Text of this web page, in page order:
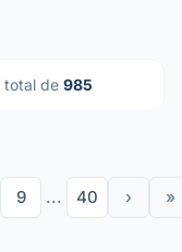
total de 985
9 ... 40 › »